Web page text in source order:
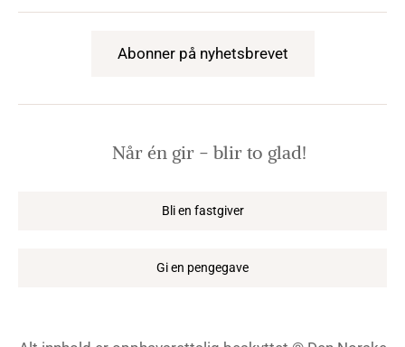
Abonner på nyhetsbrevet
Når én gir − blir to glad!
Bli en fastgiver
Gi en pengegave